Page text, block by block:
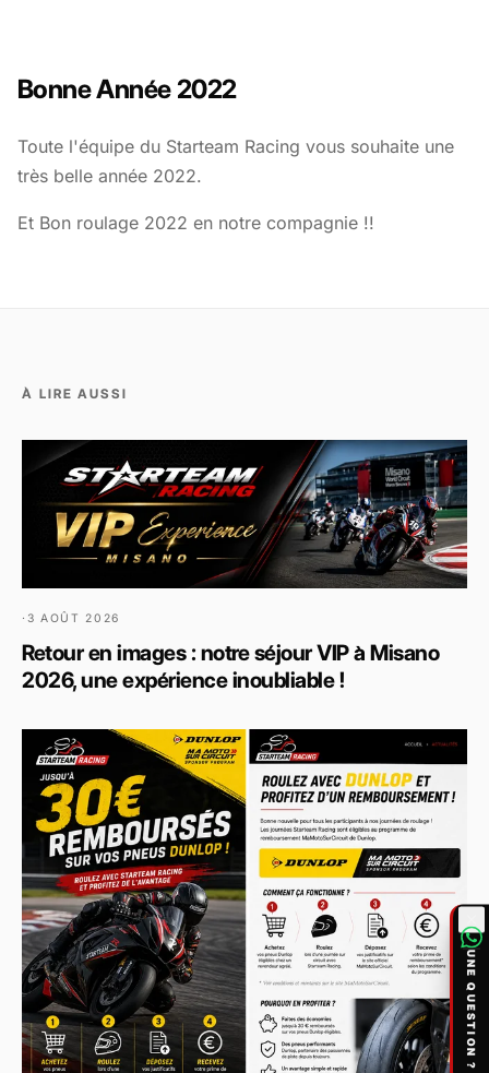
THÈME
Bonne Année 2022
Toute l'équipe du Starteam Racing vous souhaite une
très belle année 2022.
Et Bon roulage 2022 en notre compagnie !!
À LIRE AUSSI
· 3 AOÛT 2026
Retour en images : notre séjour VIP à Misano
2026, une expérience inoubliable !
UNE QUESTION ?